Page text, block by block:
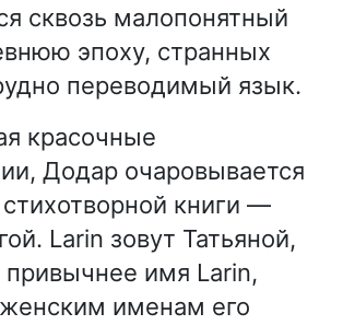
сквозь малопонятный
эпоху, странных
переводимый язык.
красочные
Додар очаровывается
книги —
Larin зовут Татьяной,
привычнее имя Larin,
именам его